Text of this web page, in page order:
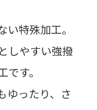
特殊加工。
しやすい強撥
す。
ゆったり、さ